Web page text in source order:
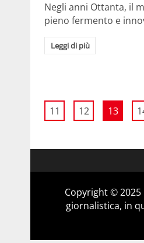
Negli anni Ottanta, il
pieno fermento e
Leggi di più
11 12 13
Copyright © 2025
giornalistica, in